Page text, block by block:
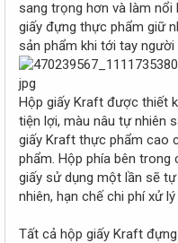
sang trọng hơn và làm
giấy đựng thực phẩm giữ
sản phẩm khi tới tay người
Hộp giấy Kraft được thiết
tiện lợi, màu nâu tự nhiên
giấy Kraft thực phẩm cao
phẩm. Hộp phía bên trong
giấy sử dụng một lần sẽ
nhiên, hạn chế chi phí xử
Tất cả hộp giấy Kraft